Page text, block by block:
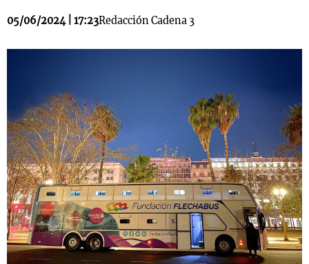
05/06/2024 | 17:23Redacción Cadena 3
Notas
Mundial 2026
Notas
La Sole en
Cadena 3